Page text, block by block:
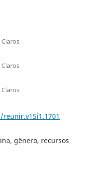
gênero, recursos